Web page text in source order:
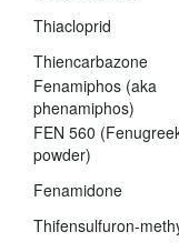
Thiacloprid
Thiencarbazone
Fenamiphos (aka
phenamiphos)
FEN 560
powder)
Fenamidone
Thifensulfuron-